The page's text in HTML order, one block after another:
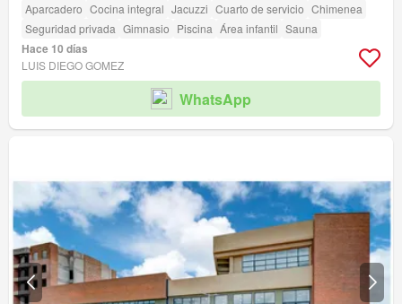
Aparcadero Cocina integral Jacuzzi Cuarto de servicio Chimenea
Seguridad privada Gimnasio Piscina Área infantil Sauna
Hace 10 días
LUIS DIEGO GOMEZ
WhatsApp